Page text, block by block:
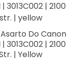
Do Canon
3013C002 | 2100
| Yellow